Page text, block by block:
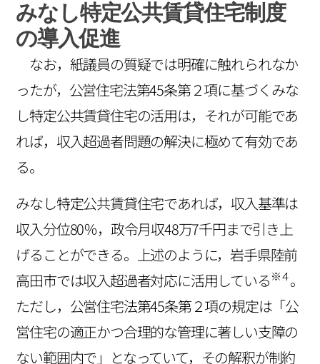
みなし特定公共賃貸住宅制度
の導入促進
なお，紙議員の質疑では明確に触れられなか
ったが，公営住宅法第45条第２項に基づくみな
し特定公共賃貸住宅の活用は，それが可能であ
れば，収入超過者問題の解決に極めて有効であ
る。
みなし特定公共賃貸住宅であれば，収入基準は
収入分位80％，政令月収48万7千円まで引き上
げることができる。上述のように，岩手県陸前
高田市では収入超過者対応に活用している※４。
ただし，公営住宅法第45条第２項の規定は「公
営住宅の適正かつ合理的な管理に著しい支障の
ない範囲内で」となっていて，その解釈が制約